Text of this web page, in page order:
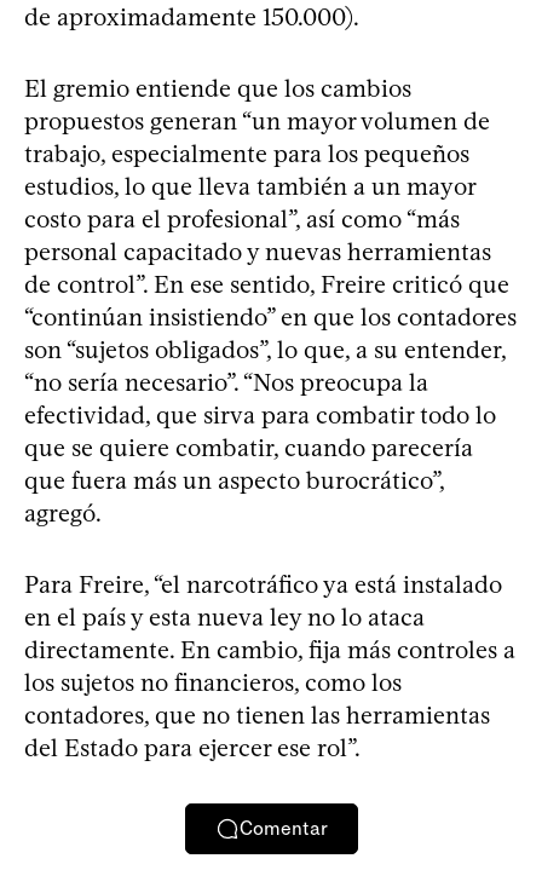
de aproximadamente 150.000).
El gremio entiende que los cambios
propuestos generan “un mayor volumen de
trabajo, especialmente para los pequeños
estudios, lo que lleva también a un mayor
costo para el profesional”, así como “más
personal capacitado y nuevas herramientas
de control”. En ese sentido, Freire criticó que
“continúan insistiendo” en que los contadores
son “sujetos obligados”, lo que, a su entender,
“no sería necesario”. “Nos preocupa la
efectividad, que sirva para combatir todo lo
que se quiere combatir, cuando parecería
que fuera más un aspecto burocrático”,
agregó.
Para Freire, “el narcotráfico ya está instalado
en el país y esta nueva ley no lo ataca
directamente. En cambio, fija más controles a
los sujetos no financieros, como los
contadores, que no tienen las herramientas
del Estado para ejercer ese rol”.
Comentar